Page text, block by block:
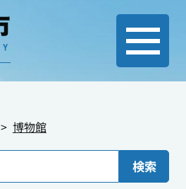
博物館
検索